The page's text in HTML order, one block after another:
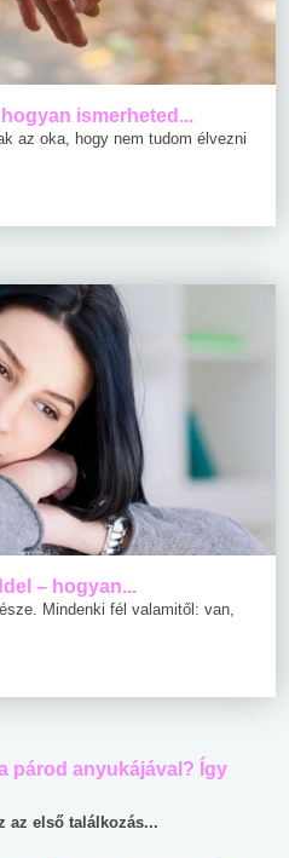
ismerheted...
az oka, hogy nem tudom élvezni
– hogyan...
Mindenki fél valamitől: van,
párod anyukájával? Így
az első találkozás...